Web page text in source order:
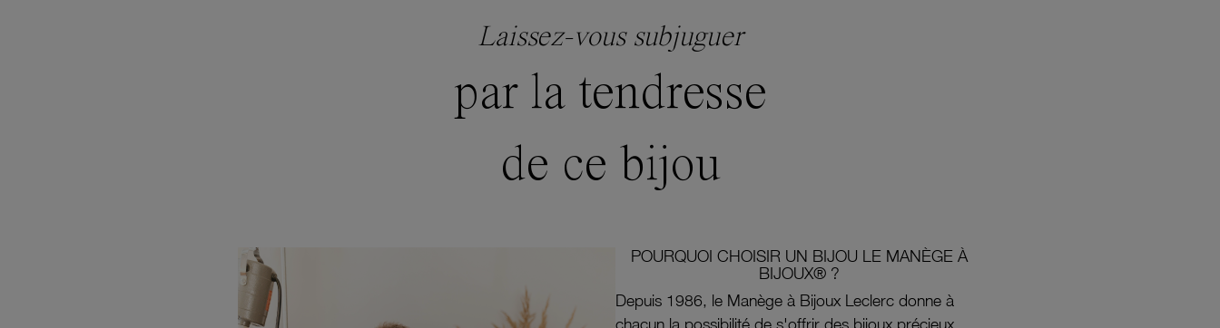
Laissez-vous subjuguer
par la tendresse
de ce bijou
POURQUOI CHOISIR UN BIJOU LE MANÈGE À
BIJOUX® ?
Depuis 1986, le Manège à Bijoux Leclerc donne à
chacun la possibilité de s'offrir des bijoux précieux